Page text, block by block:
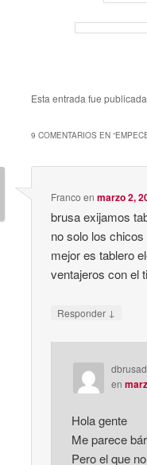
Esta entrada fue
9 COMENTARIOS EN “
Franco enmarzo 2,
brusa exijamos
no solo los
mejor es tablero
ventajeros con el
Responder ↓
en
Hola gente
Me parece
Pero el que